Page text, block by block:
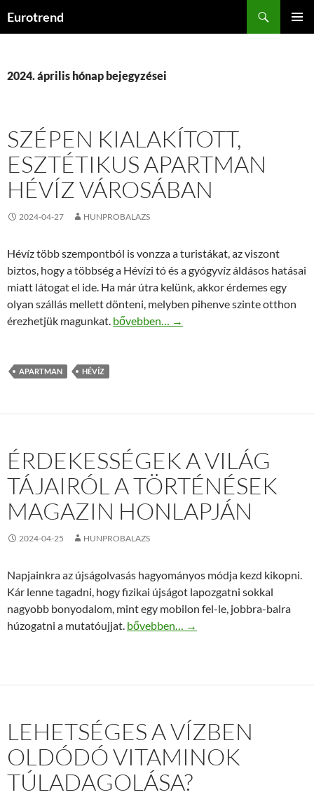
Eurotrend
2024. április hónap bejegyzései
SZÉPEN KIALAKÍTOTT,
ESZTÉTIKUS APARTMAN
HÉVÍZ VÁROSÁBAN
2024-04-27 HUNPROBALAZS
Hévíz több szempontból is vonzza a turistákat, az viszont
biztos, hogy a többség a Hévízi tó és a gyógyvíz áldásos hatásai
miatt látogat el ide. Ha már útra kelünk, akkor érdemes egy
olyan szállás mellett dönteni, melyben pihenve szinte otthon
érezhetjük magunkat. Szépen kialakított, esztétikus apartman
bővebben… →
APARTMAN HÉVÍZ
ÉRDEKESSÉGEK A VILÁG
TÁJAIRÓL A TÖRTÉNÉSEK
MAGAZIN HONLAPJÁN
2024-04-25 HUNPROBALAZS
Napjainkra az újságolvasás hagyományos módja kezd kikopni.
Kár lenne tagadni, hogy fizikai újságot lapozgatni sokkal
nagyobb bonyodalom, mint egy mobilon fel-le, jobbra-balra
húzogatni a mutatóujjat. Érdekességek a világ tájairól a
bővebben… →
LEHETSÉGES A VÍZBEN
OLDÓDÓ VITAMINOK
TÚLADAGOLÁSA?